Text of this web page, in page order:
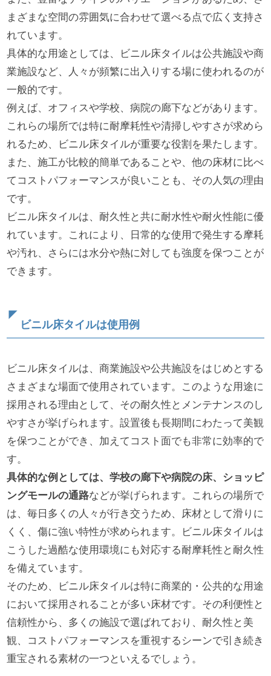
まざまな空間の雰囲気に合わせて選べる点で広く支持さ
れています。
具体的な用途としては、ビニル床タイルは公共施設や商
業施設など、人々が頻繁に出入りする場に使われるのが
一般的です。
例えば、オフィスや学校、病院の廊下などがあります。
これらの場所では特に耐摩耗性や清掃しやすさが求めら
れるため、ビニル床タイルが重要な役割を果たします。
また、施工が比較的簡単であることや、他の床材に比べ
てコストパフォーマンスが良いことも、その人気の理由
です。
ビニル床タイルは、耐久性と共に耐水性や耐火性能に優
れています。これにより、日常的な使用で発生する摩耗
や汚れ、さらには水分や熱に対しても強度を保つことが
できます。
ビニル床タイルは使用例
ビニル床タイルは、商業施設や公共施設をはじめとする
さまざまな場面で使用されています。このような用途に
採用される理由として、その耐久性とメンテナンスのし
やすさが挙げられます。設置後も長期間にわたって美観
を保つことができ、加えてコスト面でも非常に効率的で
す。
具体的な例としては、学校の廊下や病院の床、ショッピ
ングモールの通路などが挙げられます。これらの場所で
は、毎日多くの人々が行き交うため、床材として滑りに
くく、傷に強い特性が求められます。ビニル床タイルは
こうした過酷な使用環境にも対応する耐摩耗性と耐久性
を備えています。
そのため、ビニル床タイルは特に商業的・公共的な用途
において採用されることが多い床材です。その利便性と
信頼性から、多くの施設で選ばれており、耐久性と美
観、コストパフォーマンスを重視するシーンで引き続き
重宝される素材の一つといえるでしょう。